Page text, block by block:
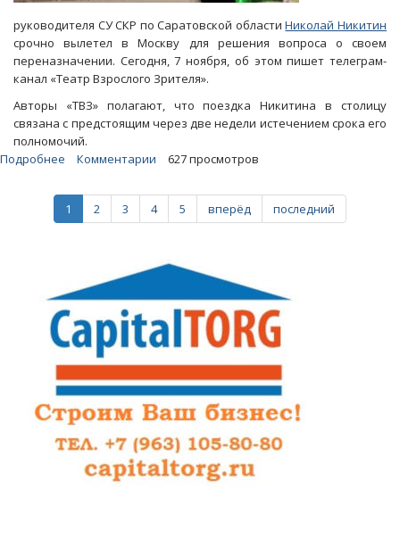
руководителя СУ СКР по Саратовской областиНиколай Никитин
срочно вылетел в Москву для решения вопроса о своем
переназначении. Сегодня, 7 ноября, об этом пишет телеграм-
канал «Театр Взрослого Зрителя».
Авторы «ТВЗ» полагают, что поездка Никитина в столицу
связана с предстоящим через две недели истечением срока его
полномочий.
Подробнее
В
Москве
своего
«вердикта»
Комментарии 627 просмотров
1 2 3 4 5 вперёд последний